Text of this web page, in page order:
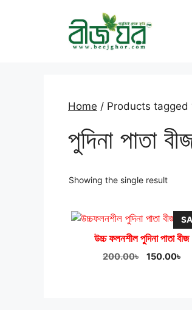
Home / Products tagged
পুদিনা পাতা
Showing the single result
উচ্চ ফলনশীল পুদিনা পাতা বীজ
200.00৳
Original
150.00৳